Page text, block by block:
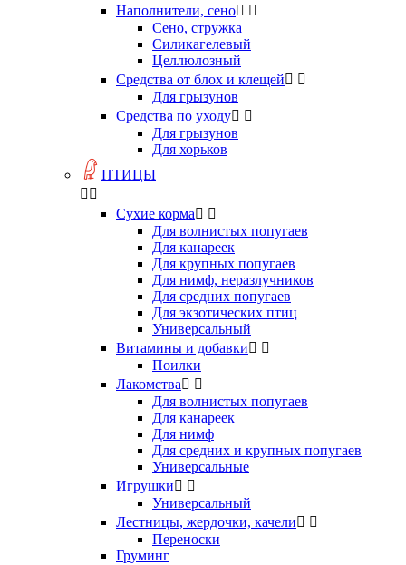
Наполнители, сено 
Сено, стружка
Силикагелевый
Целлюлозный
Средства от блох и клещей 
Для грызунов
Средства по уходу 
Для грызунов
Для хорьков
ПТИЦЫ
 
Сухие корма 
Для волнистых попугаев
Для канареек
Для крупных попугаев
Для нимф, неразлучников
Для средних попугаев
Для экзотических птиц
Универсальный
Витамины и добавки 
Поилки
Лакомства 
Для волнистых попугаев
Для канареек
Для нимф
Для средних и крупных попугаев
Универсальные
Игрушки 
Универсальный
Лестницы, жердочки, качели 
Переноски
Груминг